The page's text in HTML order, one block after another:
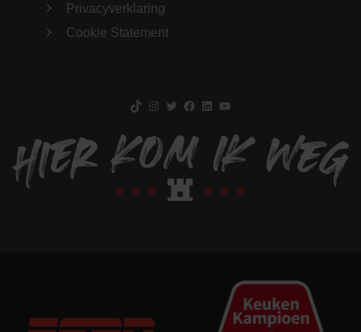
Privacyverklaring
Cookie Statement